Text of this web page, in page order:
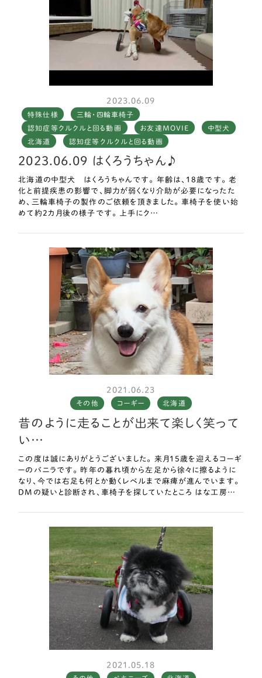
今まで食事が大変だったので、私の腰がすごく楽になりましたぁ
はくは、前よりも元気になって表情も豊かになりましたよ
はくも家族も笑顔が増えて、はな工房さんには感謝の気持ちで
で長生きができていると思うとうれしくもなります！
車椅子にのって、毎日楽しく過ごさせてもらいレンタルをしてよか
ったなぁとおもっています
感謝感謝ですありがとうございます
2023.06.09
特殊仕様
三輪・四輪車椅子
認知症等クルクルと回る動画
お友達MOVIE
中型犬
北海道
認知症等クルクルと回る動画
2023.06.09 はくろうちゃん♪
北海道の中型犬 はくろうちゃんです。 年齢は、18歳です。 老
化と前提疾患の影響で、脚力が弱くなり介助が必要になったた
め、三輪車椅子の製作のご依頼を頂きました。 車椅子を使い始
めて約2カ月後の様子です。 上手にク…
2021.06.23
その他 コーギー 北海道
昔のように走ることが出来て楽しく笑って
い…
この度は誠にありがとうございました。 来月15歳を迎えるコーギ
ーのバニラです。 昨年の暮れ頃から左足から徐々に擦るように
なり、今では右足も何とか動くレベルまで麻痺が進んでいます。
DMの疑いと診断され、車椅子を探していたところ はな工房様を
と思っていたのですが、、問い合わせをした際にとてもご連絡が
早く、かつ動画なども迅速に見ていただいて、問い合わせをした
だけなのに、ここなら直接見て触れて作成してもらえる訳では無
いけれど、安心出来るかも！と驚いたことを今でも覚えています。
そのようにすごく親身になってくださったというのが1番の決め手
ーフォローも今でもしっかりしてくださいます。 本人の性格上、他
の子のようにいつでも動き回ってくれる訳ではありませんが、写
真の台車で色々と連れて行き、本人の気に入ったところだとか、
行ったことのない場所や大きい公園だと楽しそうに走り回りま
を過ごすことが出来るのもはな工房様のおかげです。 昔のよう
に走ることが出来て楽しく笑っているようです。 長くなりました
2021.05.18